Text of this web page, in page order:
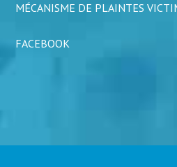
MÉCANISME DE PLAINTES
FACEBOOK